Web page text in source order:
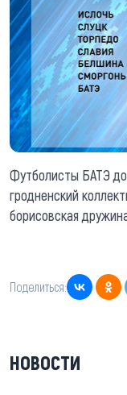
Футболисты БАТЭ
гродненский
борисовская
Поделиться:
НОВОСТИ